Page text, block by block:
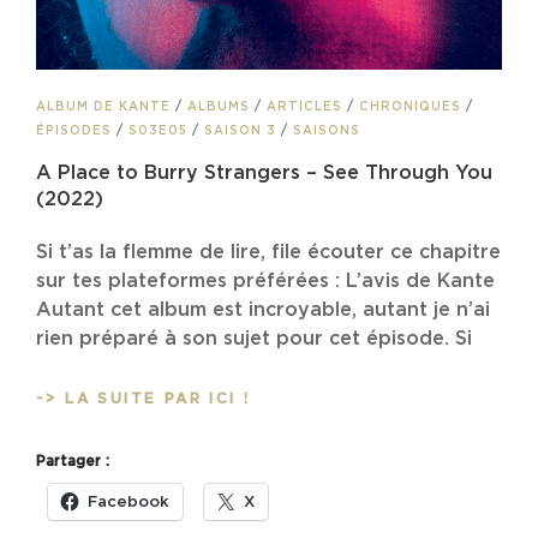
CAT
LINKS
ALBUM DE KANTE / ALBUMS / ARTICLES / CHRONIQUES /
ÉPISODES / S03E05 / SAISON 3 / SAISONS
A Place to Burry Strangers – See Through You
(2022)
Si t’as la flemme de lire, file écouter ce chapitre
sur tes plateformes préférées : L’avis de Kante
Autant cet album est incroyable, autant je n’ai
rien préparé à son sujet pour cet épisode. Si
-> LA SUITE PAR ICI !
STRANGERS
–
Partager :
Facebook X